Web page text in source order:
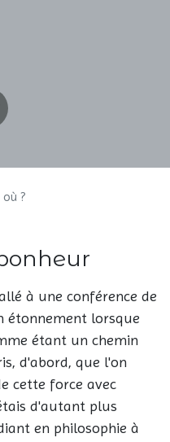
?
à une conférence de
étonnement lorsque
étant un chemin
d'abord, que l'on
cette force avec
d'autant plus
en philosophie à